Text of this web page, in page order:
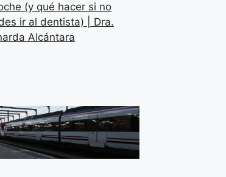
(y qué hacer si no
ir al dentista) | Dra.
Alcántara